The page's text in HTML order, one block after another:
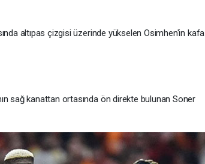
altıpas çizgisi üzerinde yükselen Osimhen'in kafa
sağ kanattan ortasında ön direkte bulunan Soner